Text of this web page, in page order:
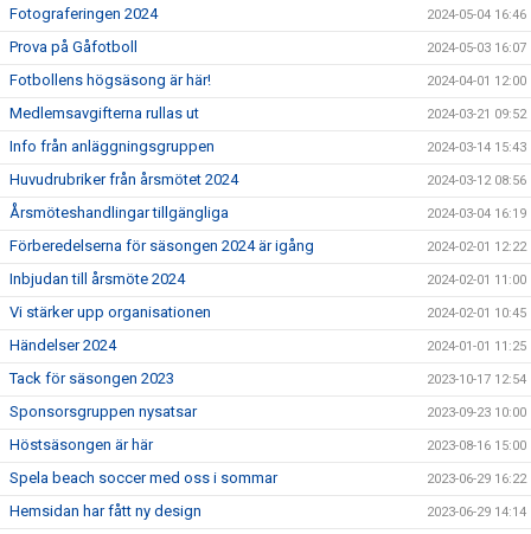
Fotograferingen 2024 2024-05-04 16:46
Prova på Gåfotboll 2024-05-03 16:07
Fotbollens högsäsong är här! 2024-04-01 12:00
Medlemsavgifterna rullas ut 2024-03-21 09:52
Info från anläggningsgruppen 2024-03-14 15:43
Huvudrubriker från årsmötet 2024 2024-03-12 08:56
Årsmöteshandlingar tillgängliga 2024-03-04 16:19
Förberedelserna för säsongen 2024 är igång 2024-02-01 12:22
Inbjudan till årsmöte 2024 2024-02-01 11:00
Vi stärker upp organisationen 2024-02-01 10:45
Händelser 2024 2024-01-01 11:25
Tack för säsongen 2023 2023-10-17 12:54
Sponsorsgruppen nysatsar 2023-09-23 10:00
Höstsäsongen är här 2023-08-16 15:00
Spela beach soccer med oss i sommar 2023-06-29 16:22
Hemsidan har fått ny design 2023-06-29 14:14